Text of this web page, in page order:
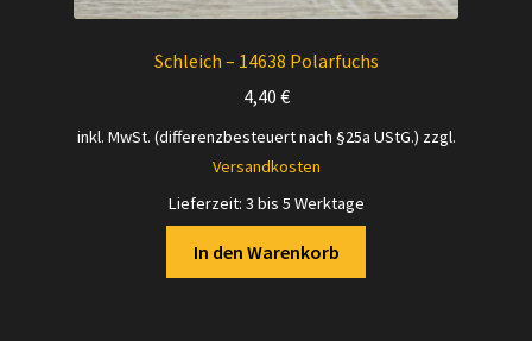
Schleich – 14638 Polarfuchs
4,40 €
inkl. MwSt. (differenzbesteuert nach §25a UStG.) zzgl.
Versandkosten
Lieferzeit: 3 bis 5 Werktage
In den Warenkorb